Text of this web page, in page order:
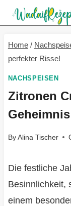
Skip
to
content
Home /
perfekter Risse!
NACHSPEISEN
Zitronen
ByAlina Tischer
Die festliche
Besinnlichkeit,
einem